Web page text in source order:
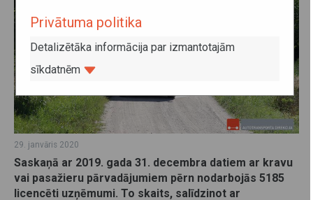
29. janvāris 2020
Saskaņā ar 2019. gada 31. decembra datiem ar kravu
vai pasažieru pārvadājumiem pērn nodarbojās 5185
licencēti uzņēmumi. To skaits, salīdzinot ar
Privātuma politika
Detalizētāka informācija par izmantotajām
sīkdatnēm